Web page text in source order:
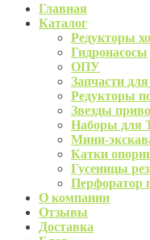
Главная
Каталог
Редукторы
Гидронасосы
ОПУ
Запчасти
Редукторы
Звезды
Наборы для
Мини-
Катки
Гусеницы
Перфоратор
О компании
Отзывы
Доставка